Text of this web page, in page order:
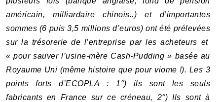
américain, milliardaire chinois..) et d’importantes
sommes (6 puis 3,5 millions d’euros) ont été prélevées
sur la trésorerie de l’entreprise par les acheteurs et
« pour sauver l’usine-mère Cash-Pudding » basée au
Royaume Uni (même histoire que pour viome !). Les 3
points forts d’ECOPLA : 1°) ils sont les seuls
fabricants en France sur ce créneau, 2°) Ils sont à